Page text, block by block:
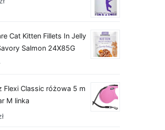
Cat Kitten Fillets In Jelly
Salmon 24X85G
Flexi Classic różowa 5 m
M linka